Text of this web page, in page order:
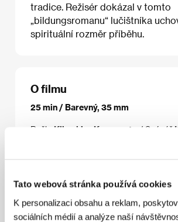
Tato webová stránka používá cookies
K personalizaci obsahu a reklam,
sociálních médií a analýze naší
tradice. Režisér dokázal v tomto
„bildungsromanu“ lučištníka
spirituální rozměr příběhu.
O filmu
25 min / Barevný, 35 mm
Režie Kihachiro Kawamoto / Scénář
Kawamoto, původní námět/the
Minoru
Hashizume (Japonský hlas/Japanese
100MeterFilms